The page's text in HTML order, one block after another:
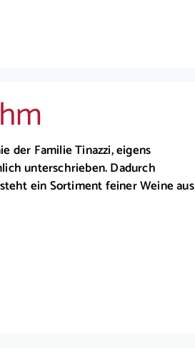
der Familie Tinazzi, eigens
unterschrieben. Dadurch
ein Sortiment feiner Weine aus